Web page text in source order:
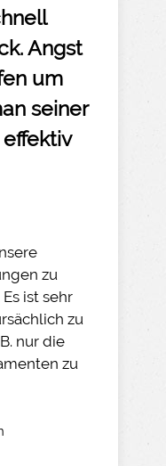
Angst
um
seiner
zu
ist sehr
zu
nur die
zu